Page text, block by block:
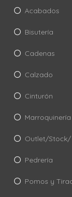
Acabados
Bisutería
Cadenas
Calzado
Cinturón
Marroquinería
Outlet/
Pedrería
Pomos y